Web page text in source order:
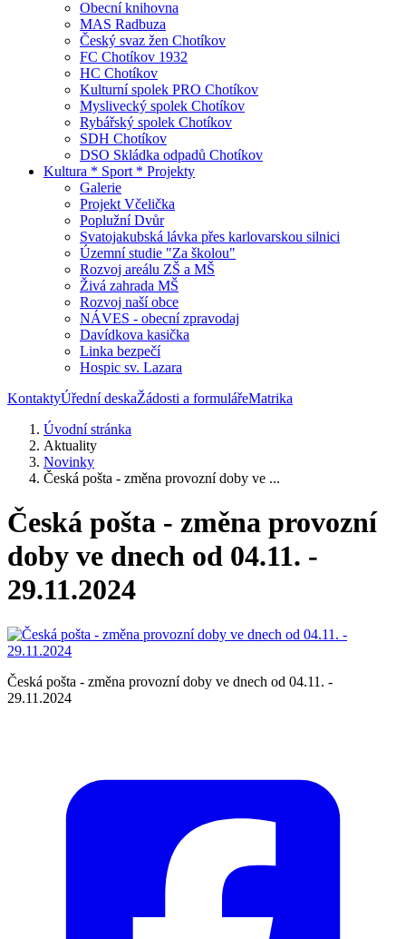
Obecní knihovna
MAS Radbuza
Český svaz žen Chotíkov
FC Chotíkov 1932
HC Chotíkov
Kulturní spolek PRO Chotíkov
Myslivecký spolek Chotíkov
Rybářský spolek Chotíkov
SDH Chotíkov
DSO Skládka odpadů Chotíkov
Kultura * Sport * Projekty
Galerie
Projekt Včelička
Poplužní Dvůr
Svatojakubská lávka přes karlovarskou silnici
Územní studie "Za školou"
Rozvoj areálu ZŠ a MŠ
Živá zahrada MŠ
Rozvoj naší obce
NÁVES - obecní zpravodaj
Davídkova kasička
Linka bezpečí
Hospic sv. Lazara
KontaktyÚřední deskaŽádosti a formulářeMatrika
Úvodní stránka
Aktuality
Novinky
Česká pošta - změna provozní doby ve ...
Česká pošta - změna provozní
doby ve dnech od 04.11. -
29.11.2024
Česká pošta - změna provozní doby ve dnech od 04.11. -
29.11.2024